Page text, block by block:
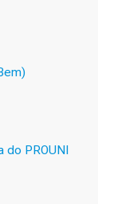
do PROUNI